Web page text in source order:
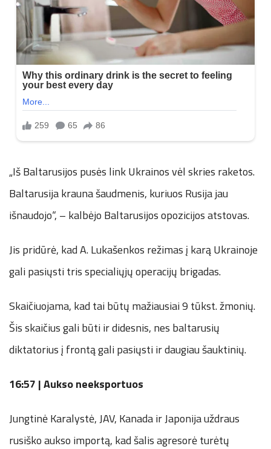
„Iš Baltarusijos pusės link Ukrainos vėl skries raketos.
Baltarusija krauna šaudmenis, kuriuos Rusija jau
išnaudojo“, – kalbėjo Baltarusijos opozicijos atstovas.
Jis pridūrė, kad A. Lukašenkos režimas į karą Ukrainoje
gali pasiųsti tris specialiųjų operacijų brigadas.
Skaičiuojama, kad tai būtų mažiausiai 9 tūkst. žmonių.
Šis skaičius gali būti ir didesnis, nes baltarusių
diktatorius į frontą gali pasiųsti ir daugiau šauktinių.
16:57 | Aukso neeksportuos
Jungtinė Karalystė, JAV, Kanada ir Japonija uždraus
rusiško aukso importą, kad šalis agresorė turėtų